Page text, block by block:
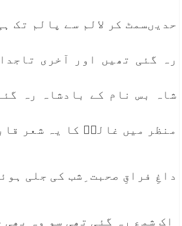
حدیںسمٹ کر لالم سے پالم تک
رہ گئی تھیں اور آخری
شاہ بس نام کے بادشاہ رہ
منظر میں غالبؔ کا یہ شعر
داغِ فراقِ صحبت ِشب کی جلی
اک شمع رہ گئی تھی سو وہ بھی